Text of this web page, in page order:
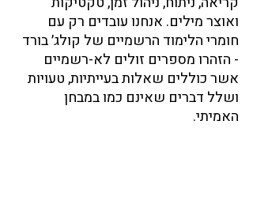
ואוצר מילים. אנחנו עובדים רק עם
חומרי הלימוד הרשמיים של קולג׳ בורד
- הזהרו מספרים זולים לא-רשמיים
אשר כוללים שאלות בעייתיות, טעויות
ושלל דברים שאינם כמו במבחן
האמיתי.